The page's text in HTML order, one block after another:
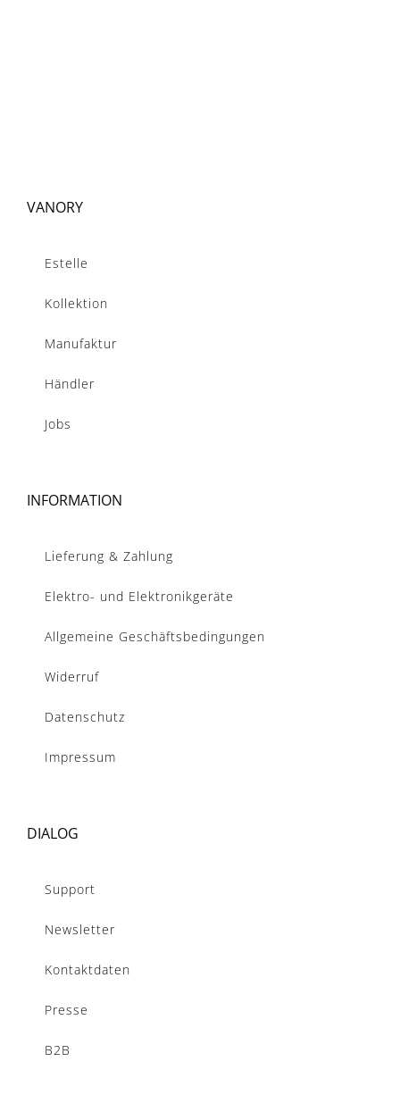
VANORY
Estelle
Kollektion
Manufaktur
Händler
Jobs
INFORMATION
Lieferung & Zahlung
Elektro- und Elektronikgeräte
Allgemeine Geschäftsbedingungen
Widerruf
Datenschutz
Impressum
DIALOG
Support
Newsletter
Kontaktdaten
Presse
B2B